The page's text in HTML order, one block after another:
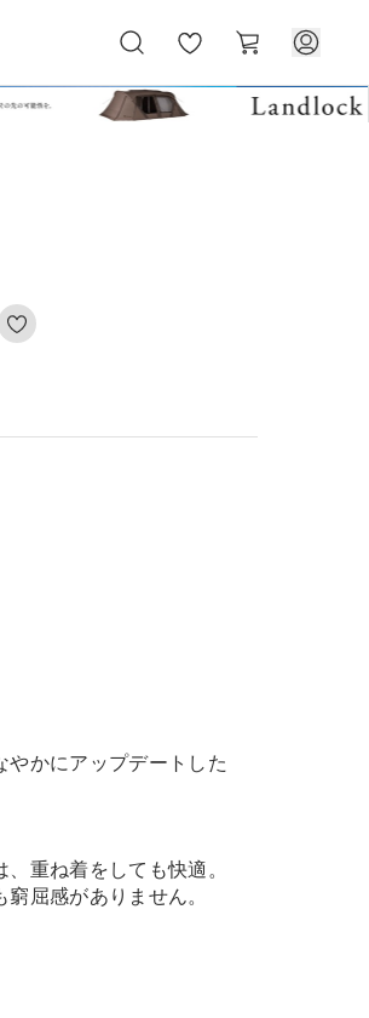
気
に
ー
ト
やかにアップデートした
重ね着をしても快適。
屈感がありません。